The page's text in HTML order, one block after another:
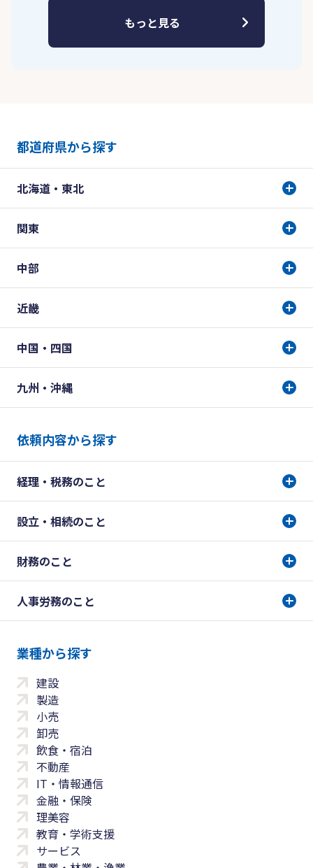
もっと見る
都道府県から探す
北海道・東北
関東
中部
近畿
中国・四国
九州・沖縄
依頼内容から探す
経理・税務のこと
設立・相続のこと
財務のこと
人事労務のこと
業種から探す
建設
製造
小売
卸売
飲食・宿泊
不動産
IT・情報通信
金融・保険
理美容
教育・学術支援
サービス